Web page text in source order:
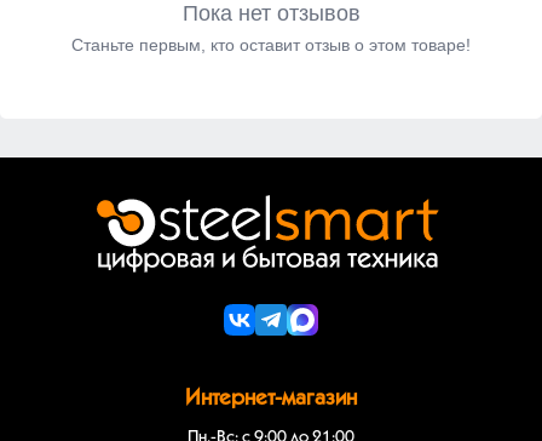
Пока нет отзывов
Станьте первым, кто оставит отзыв о этом товаре!
Интернет-магазин